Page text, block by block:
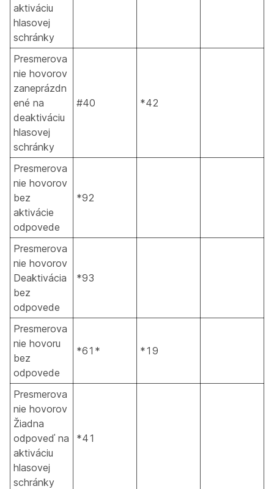
aktiváciu
hlasovej
schránky
Presmerova
nie hovorov
zaneprázdn
ené na
deaktiváciu
hlasovej
schránky
#40 *42
Presmerova
nie hovorov
bez
aktivácie
odpovede
*92
Presmerova
nie hovorov
Deaktivácia
bez
odpovede
*93
Presmerova
nie hovoru
bez
odpovede
*61* *19
Presmerova
nie hovorov
Žiadna
odpoveď na
aktiváciu
hlasovej
schránky
*41